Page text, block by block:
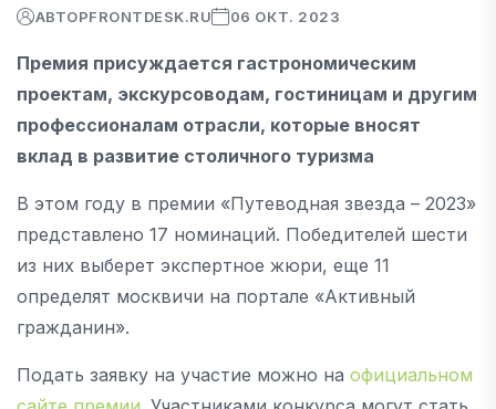
АВТОРFRONTDESK.RU 06 ОКТ. 2023
Премия присуждается гастрономическим
проектам, экскурсоводам, гостиницам и другим
профессионалам отрасли, которые вносят
вклад в развитие столичного туризма
В этом году в премии «Путеводная звезда – 2023»
представлено 17 номинаций. Победителей шести
из них выберет экспертное жюри, еще 11
определят москвичи на портале «Активный
гражданин».
Подать заявку на участие можно на официальном